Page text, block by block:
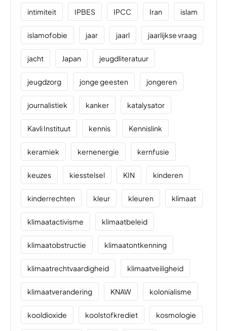
intimiteit IPBES IPCC Iran islam
islamofobie jaar jaarl jaarlijkse vraag
jacht Japan jeugdliteratuur
jeugdzorg jonge geesten jongeren
journalistiek kanker katalysator
Kavli Instituut kennis Kennislink
keramiek kernenergie kernfusie
keuzes kiesstelsel KIN kinderen
kinderrechten kleur kleuren klimaat
klimaatactivisme klimaatbeleid
klimaatobstructie klimaatontkenning
klimaatrechtvaardigheid klimaatveiligheid
klimaatverandering KNAW kolonialisme
kooldioxide koolstofkrediet kosmologie